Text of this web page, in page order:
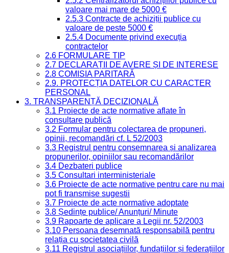
valoare mai mare de 5000 €
2.5.3 Contracte de achiziții publice cu
valoare de peste 5000 €
2.5.4 Documente privind execuția
contractelor
2.6 FORMULARE TIP
2.7 DECLARAȚII DE AVERE ȘI DE INTERESE
2.8 COMISIA PARITARĂ
2.9. PROTECȚIA DATELOR CU CARACTER
PERSONAL
3. TRANSPARENȚĂ DECIZIONALĂ
3.1 Proiecte de acte normative aflate în
consultare publică
3.2 Formular pentru colectarea de propuneri,
opinii, recomandări cf. L 52/2003
3.3 Registrul pentru consemnarea și analizarea
propunerilor, opiniilor sau recomandărilor
3.4 Dezbateri publice
3.5 Consultari interministeriale
3.6 Proiecte de acte normative pentru care nu mai
pot fi transmise sugestii
3.7 Proiecte de acte normative adoptate
3.8 Ședințe publice/ Anunțuri/ Minute
3.9 Rapoarte de aplicare a Legii nr. 52/2003
3.10 Persoana desemnată responsabilă pentru
relația cu societatea civilă
3.11 Registrul asociațiilor, fundațiilor și federațiilor